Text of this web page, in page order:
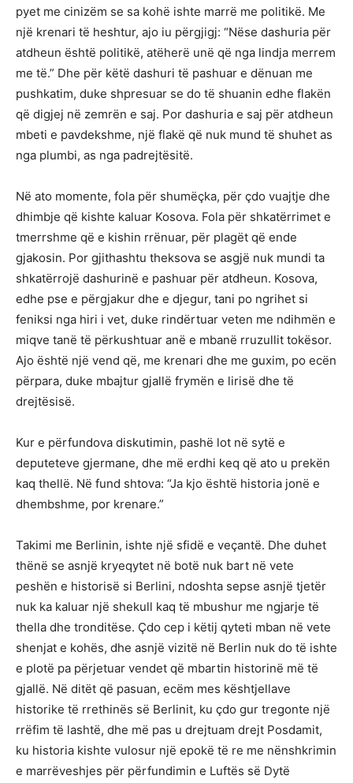
pyet me cinizëm se sa kohë ishte marrë me politikë. Me
një krenari të heshtur, ajo iu përgjigj: “Nëse dashuria për
atdheun është politikë, atëherë unë që nga lindja merrem
me të.” Dhe për këtë dashuri të pashuar e dënuan me
pushkatim, duke shpresuar se do të shuanin edhe flakën
që digjej në zemrën e saj. Por dashuria e saj për atdheun
mbeti e pavdekshme, një flakë që nuk mund të shuhet as
nga plumbi, as nga padrejtësitë.
Në ato momente, fola për shumëçka, për çdo vuajtje dhe
dhimbje që kishte kaluar Kosova. Fola për shkatërrimet e
tmerrshme që e kishin rrënuar, për plagët që ende
gjakosin. Por gjithashtu theksova se asgjë nuk mundi ta
shkatërrojë dashurinë e pashuar për atdheun. Kosova,
edhe pse e përgjakur dhe e djegur, tani po ngrihet si
feniksi nga hiri i vet, duke rindërtuar veten me ndihmën e
miqve tanë të përkushtuar anë e mbanë rruzullit tokësor.
Ajo është një vend që, me krenari dhe me guxim, po ecën
përpara, duke mbajtur gjallë frymën e lirisë dhe të
drejtësisë.
Kur e përfundova diskutimin, pashë lot në sytë e
deputeteve gjermane, dhe më erdhi keq që ato u prekën
kaq thellë. Në fund shtova: “Ja kjo është historia jonë e
dhembshme, por krenare.”
Takimi me Berlinin, ishte një sfidë e veçantë. Dhe duhet
thënë se asnjë kryeqytet në botë nuk bart në vete
peshën e historisë si Berlini, ndoshta sepse asnjë tjetër
nuk ka kaluar një shekull kaq të mbushur me ngjarje të
thella dhe tronditëse. Çdo cep i këtij qyteti mban në vete
shenjat e kohës, dhe asnjë vizitë në Berlin nuk do të ishte
e plotë pa përjetuar vendet që mbartin historinë më të
gjallë. Në ditët që pasuan, ecëm mes kështjellave
historike të rrethinës së Berlinit, ku çdo gur tregonte një
rrëfim të lashtë, dhe më pas u drejtuam drejt Posdamit,
ku historia kishte vulosur një epokë të re me nënshkrimin
e marrëveshjes për përfundimin e Luftës së Dytë